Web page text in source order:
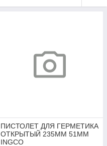
ПИСТОЛЕТ ДЛЯ ГЕРМЕТИКА
ОТКРЫТЫЙ 235ММ 51ММ
INGCO